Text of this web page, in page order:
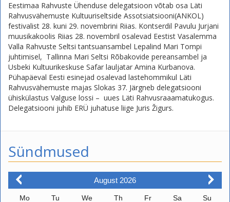
Eestimaa Rahvuste Ühenduse delegatsioon võtab osa Läti
Rahvusvähemuste Kultuuriseltside Assotsiatsiooni(ANKOL)
festivalist 28. kuni 29. novembrini Riias. Kontserdil Pavulu Jurjani
muusikakoolis Riias 28. novembril osalevad Eestist Vasalemma
Valla Rahvuste Seltsi tantsuansambel Lepalind Mari Tompi
juhtimisel, Tallinna Mari Seltsi Rõbakovide pereansambel ja
Usbeki Kultuurikeskuse Safar lauljatar Amina Kurbanova.
Pühapäeval Eesti esinejad osalevad lastehommikul Läti
Rahvusvähemuste majas Slokas 37. Järgneb delegatsiooni
ühiskülastus Valguse lossi – uues Läti Rahvusraaamatukogus.
Delegatsiooni juhib ERÜ juhatuse liige Juris Žigurs.
Sündmused
August 2026
Mo Tu We Th Fr Sa Su